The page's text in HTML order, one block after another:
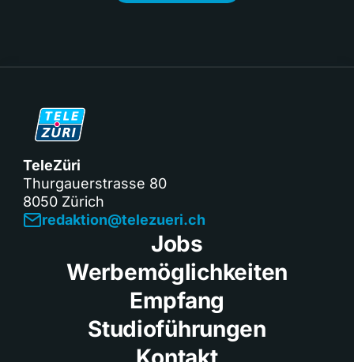
TeleZüri
Thurgauerstrasse 80
8050 Zürich
redaktion@telezueri.ch
Jobs
Werbemöglichkeiten
Empfang
Studioführungen